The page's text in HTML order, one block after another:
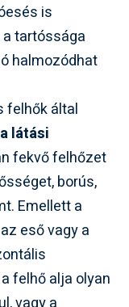
is
tartóssága
halmozódhat
felhők által
látási
fekvő felhőzet
borús,
Emellett a
eső vagy a
felhő alja olyan